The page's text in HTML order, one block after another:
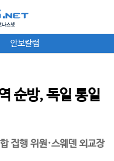
안보칼럼
순방, 독일 통일
집행 위원·스웨덴 외교장